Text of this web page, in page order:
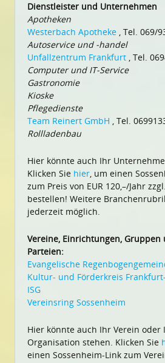
Dienstleister und Unternehmen
Apotheken
Westerbach Apotheke , Tel. 069/
Autoservice und -handel
Unfallzentrum Frankfurt , Tel.
Computer und IT-Service
Gastronomie
Kioske
Pflegedienste
Team Reinert GmbH , Tel.
Rollladenbau
Hier könnte auch Ihr
Klicken Sie hier, um einen
zum Preis von EUR 120,–/Jahr
bestellen! Weitere
jederzeit möglich.
Vereine, Einrichtungen, Gruppen
Parteien:
Evangelische
Kultur- und Förderkreis
ISG
Vereinsring Sossenheim
Hier könnte auch Ihr Verein oder
Organisation stehen. Klicken Sie
einen Sossenheim-Link zum